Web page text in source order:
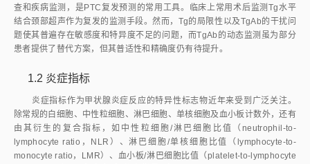
查和疾病监测，是PTC复发预测的常用工具。临床上常用术后监测Tg水平
结合颈部超声作为复发的监测手段。然而，Tg的局限性以及TgAb的干扰问
题使其普遍存在敏感度和特异度不足的问题，而TgAb的动态监测虽为部分
患者提供了替代方案，但其普适性和精确度仍有待提升。
1.2 炎症指标
炎症指标作为甲状腺炎症反应的特异性标志物近年来受到广泛关注。
除常规的白细胞、中性粒细胞、淋巴细胞、单核细胞及血小板计数外，还有
由其衍生的复合指标，如中性粒细胞/淋巴细胞比值（neutrophil-to-
lymphocyte ratio，NLR）、淋巴细胞/单核细胞比值（lymphocyte-to-
monocyte ratio，LMR）、血小板/淋巴细胞比值（platelet-to-lymphocyte